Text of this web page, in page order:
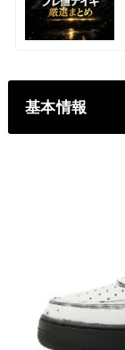
基本情報